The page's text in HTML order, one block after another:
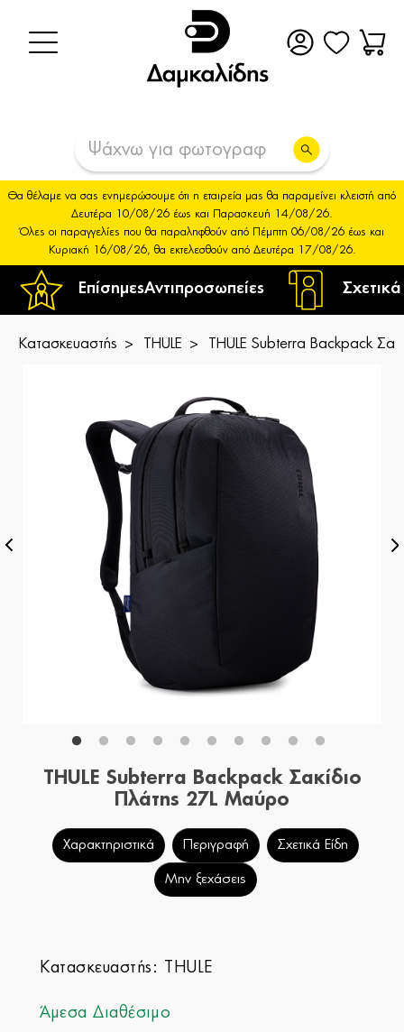
ΕπίσημεςΑντιπροσωπείες
Θα θέλαμε να σας ενημερώσουμε ότι η εταιρεία μας θα παραμείνει κλειστή από
Δευτέρα 10/08/26 έως και Παρασκευή 14/08/26.
Όλες οι παραγγελίες που θα παραληφθούν από Πέμπτη 06/08/26 έως και
Κυριακή 16/08/26, θα εκτελεσθούν από Δευτέρα 17/08/26.
Κατασκευαστής THULE THULE Subterra Backpack
THULE Subterra Backpack Σακίδιο
Πλάτης 27L Μαύρο
Χαρακτηριστικά Περιγραφή Σχετικά Είδη
Μην ξεχάσεις
Κατασκευαστής: THULE
Άμεσα Διαθέσιμο